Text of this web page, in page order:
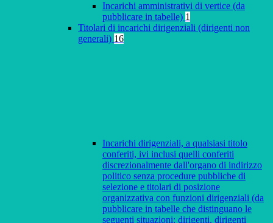
Incarichi amministrativi di vertice (da
pubblicare in tabelle) 1
Titolari di incarichi dirigenziali (dirigenti non
generali) 16
Incarichi dirigenziali, a qualsiasi titolo
conferiti, ivi inclusi quelli conferiti
discrezionalmente dall'organo di indirizzo
politico senza procedure pubbliche di
selezione e titolari di posizione
organizzativa con funzioni dirigenziali (da
pubblicare in tabelle che distinguano le
seguenti situazioni: dirigenti, dirigenti